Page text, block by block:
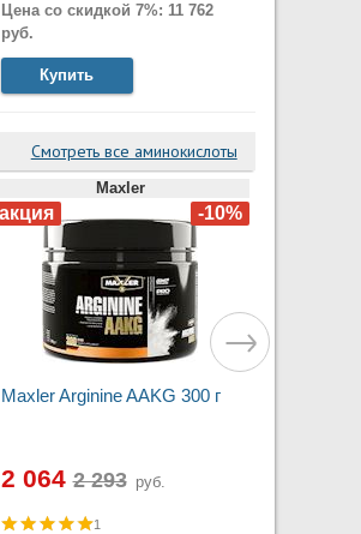
Цена со скидкой 7%: 11 762
руб.
Купить
Смотреть все аминокислоты
Maxler
Maxler Arginine AAKG 300 г
2 064 руб.
1